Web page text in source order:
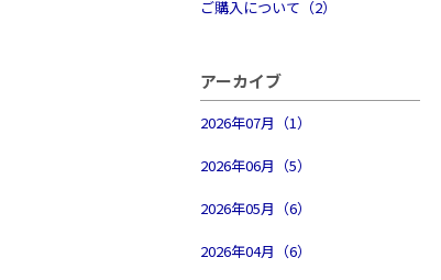
ご購入について（2）
アーカイブ
2026年07月（1）
2026年06月（5）
2026年05月（6）
2026年04月（6）